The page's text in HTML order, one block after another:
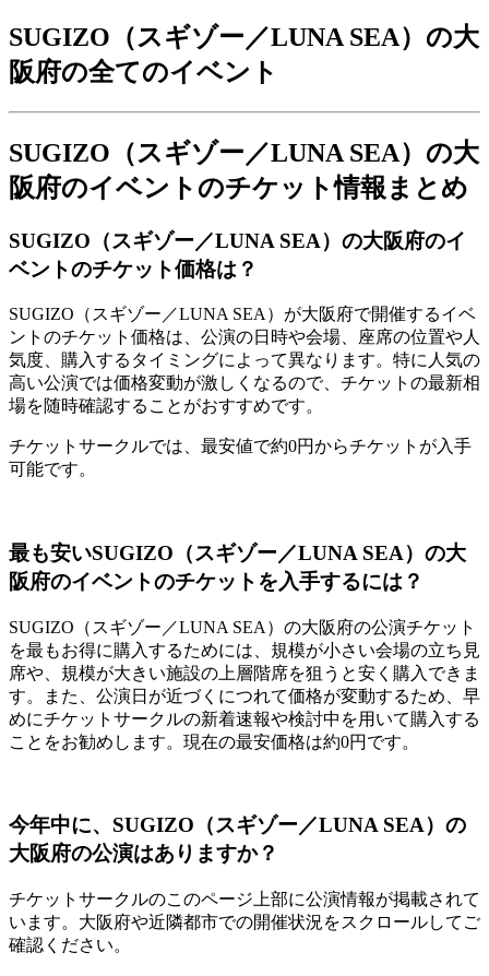
SUGIZO（スギゾー／LUNA SEA）の大
阪府の全てのイベント
SUGIZO（スギゾー／LUNA SEA）の大
阪府のイベントのチケット情報まとめ
SUGIZO（スギゾー／LUNA SEA）の大阪府のイ
ベントのチケット価格は？
SUGIZO（スギゾー／LUNA SEA）が大阪府で開催するイベ
ントのチケット価格は、公演の日時や会場、座席の位置や人
気度、購入するタイミングによって異なります。特に人気の
高い公演では価格変動が激しくなるので、チケットの最新相
場を随時確認することがおすすめです。
チケットサークルでは、最安値で約0円からチケットが入手
可能です。
最も安いSUGIZO（スギゾー／LUNA SEA）の大
阪府のイベントのチケットを入手するには？
SUGIZO（スギゾー／LUNA SEA）の大阪府の公演チケット
を最もお得に購入するためには、規模が小さい会場の立ち見
席や、規模が大きい施設の上層階席を狙うと安く購入できま
す。また、公演日が近づくにつれて価格が変動するため、早
めにチケットサークルの新着速報や検討中を用いて購入する
ことをお勧めします。現在の最安価格は約0円です。
今年中に、SUGIZO（スギゾー／LUNA SEA）の
大阪府の公演はありますか？
チケットサークルのこのページ上部に公演情報が掲載されて
います。大阪府や近隣都市での開催状況をスクロールしてご
確認ください。